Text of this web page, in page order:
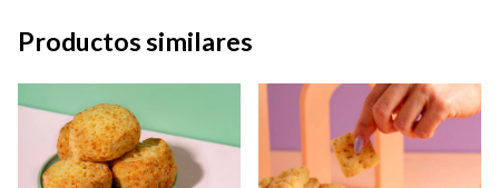
Productos similares